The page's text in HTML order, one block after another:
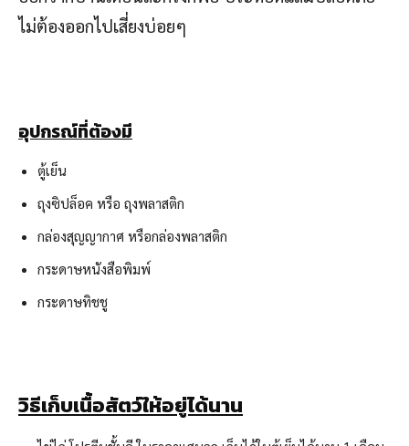
ไม่ต้องออกไปเสี่ยงบ่อยๆ
อุปกรณ์ที่ต้องมี
ตู้เย็น
ถุงซิปล็อค หรือ ถุงพลาสติก
กล่องสุญญากาศ หรือกล่องพลาสติก
กระดาษหนังสือพิมพ์
กระดาษทิชชู
วิธีเก็บเนื้อสัตว์ให้อยู่ได้นาน